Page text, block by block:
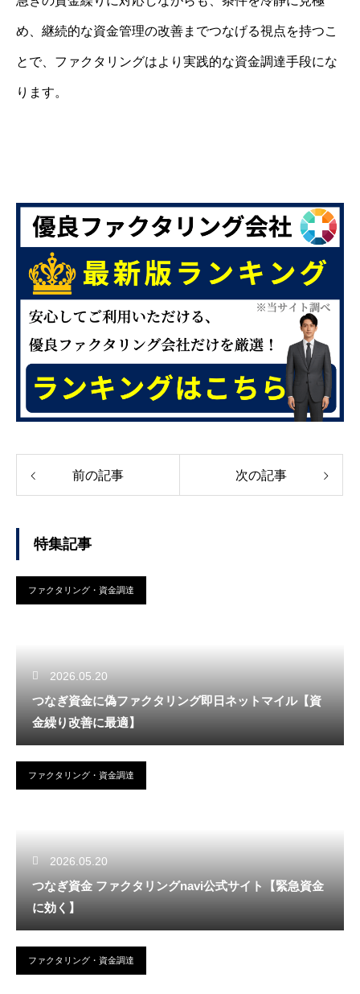
め、継続的な資金管理の改善までつなげる視点を持つこ
とで、ファクタリングはより実践的な資金調達手段にな
ります。
前の記事 次の記事
特集記事
ファクタリング・資金調達
2026.05.20
つなぎ資金に偽ファクタリング即日ネットマイル【資
金繰り改善に最適】
ファクタリング・資金調達
2026.05.20
つなぎ資金 ファクタリングnavi公式サイト【緊急資金
に効く】
ファクタリング・資金調達